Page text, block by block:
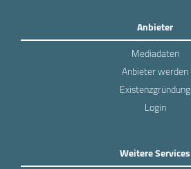
Anbieter
Mediadaten
Anbieter werden
Existenzgründung
Login
Weitere Services